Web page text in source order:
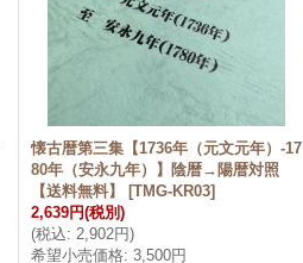
懐古暦第三集【1736年（元文元年）-17
80年（安永九年）】陰暦→陽暦対照
【送料無料】
[TMG-KR03]
2,639円(税別)
(税込: 2,902円)
希望小売価格: 3,500円